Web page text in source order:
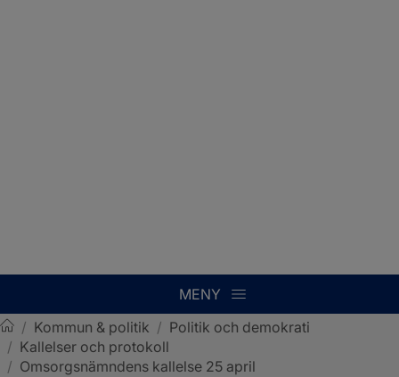
MENY
Sotenäs kommun
/ Kommun & politik / Politik och demokrati
/ Kallelser och protokoll
/ Omsorgsnämndens kallelse 25 april